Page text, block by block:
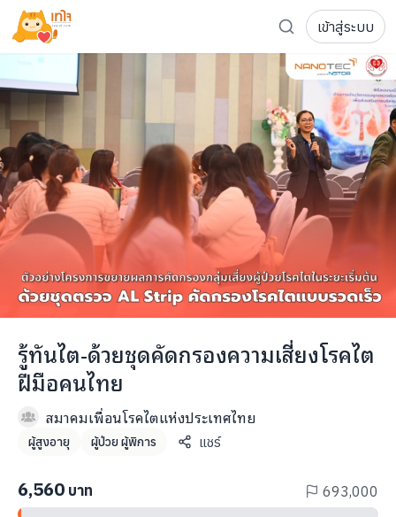
รู้จักเทใจ
โครงการ
เกี่ยวกับเรา
ความเคลื่อนไหว
ผู้บริจาค
การลดหย่อนภาษี
แฟนคลับศิลปิน
FAQ ผู้บริจาค
เจ้าของโครงการ
ส่งโครงการ
FAQ เจ้าของโครงการ
ติดต่อเรา
098-615-5885
info@taejai.com
ภาษา: ไทย ENG
เข้าสู่ระบบ
รู้ทันไต-ด้วยชุดคัดกรองความเสี่ยงโรคไต
ฝีมือคนไทย
สมาคมเพื่อนโรคไตแห่งประเทศไทย
ผู้สูงอายุ ผู้ป่วย ผู้พิการ แชร์
6,560 บาท 693,000